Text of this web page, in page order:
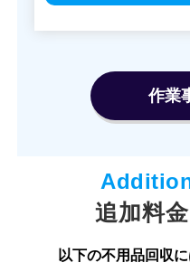
作業
追加料
以下の不用品回収